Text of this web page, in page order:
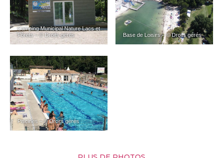
Camping Municipal Nature Lacs et
Fôrets – © Droits gérés
Base de Loisirs – © Droits gérés
Piscines – © Droits gérés